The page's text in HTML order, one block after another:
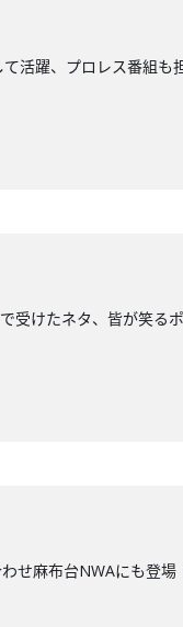
活躍、プロレス番組も
受けたネタ、皆が笑る
せ麻布台NWAにも登